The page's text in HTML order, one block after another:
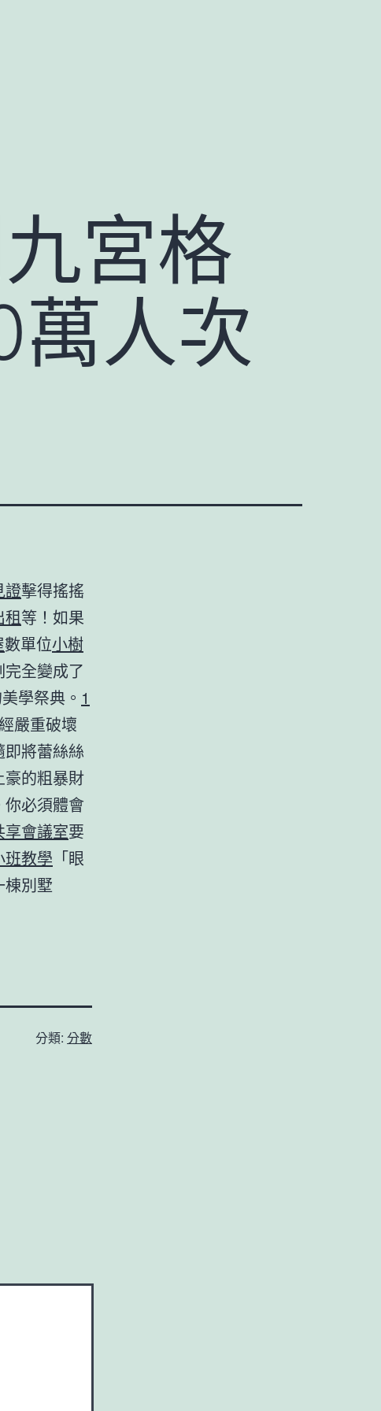
宮格
萬人次
證擊得搖搖
租等！如果
數單位小樹
全變成了
學祭典。 1
嚴重破壞
將蕾絲絲
豪的粗暴財
你必須體會
享會議室要
班教學 「眼
棟別墅
分類: 分數